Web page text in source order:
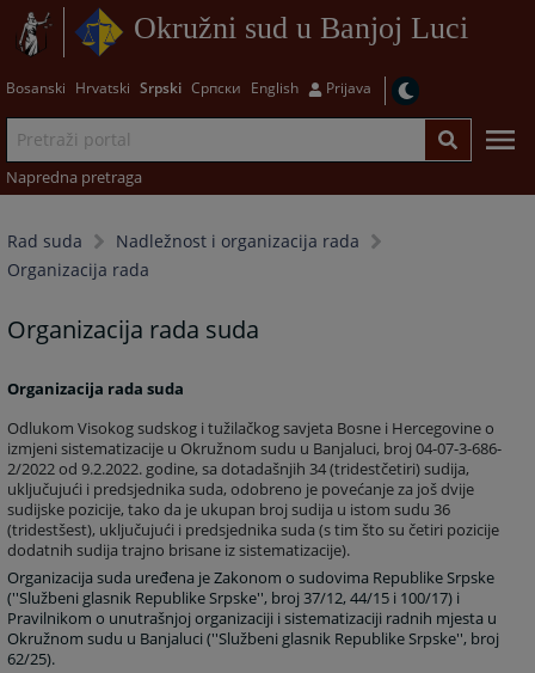
Okružni sud u Banjoj Luci
Bosanski Hrvatski Srpski Српски English Prijava
Napredna pretraga
Rad suda
Nadležnost i organizacija rada
Organizacija rada
Organizacija rada suda
Organizacija rada suda
Odlukom Visokog sudskog i tužilačkog savjeta Bosne i Hercegovine o
izmjeni sistematizacije u Okružnom sudu u Banjaluci, broj 04-07-3-686-
2/2022 od 9.2.2022. godine, sa dotadašnjih 34 (tridestčetiri) sudija,
uključujući i predsjednika suda, odobreno je povećanje za još dvije
sudijske pozicije, tako da je ukupan broj sudija u istom sudu 36
(tridestšest), uključujući i predsjednika suda (s tim što su četiri pozicije
dodatnih sudija trajno brisane iz sistematizacije).
Organizacija suda uređena je Zakonom o sudovima Republike Srpske
(''Službeni glasnik Republike Srpske'', broj 37/12, 44/15 i 100/17) i
Pravilnikom o unutrašnjoj organizaciji i sistematizaciji radnih mjesta u
Okružnom sudu u Banjaluci (''Službeni glasnik Republike Srpske'', broj
62/25).